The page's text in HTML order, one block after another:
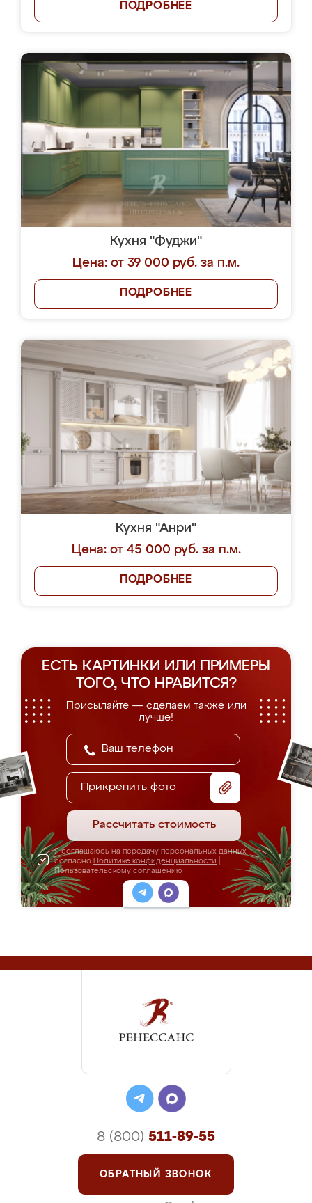
ПОДРОБНЕЕ
Кухня "Фуджи"
Цена: от 39 000 руб. за п.м.
ПОДРОБНЕЕ
Кухня "Анри"
Цена: от 45 000 руб. за п.м.
ПОДРОБНЕЕ
ЕСТЬ КАРТИНКИ ИЛИ ПРИМЕРЫ
ТОГО, ЧТО НРАВИТСЯ?
Присылайте — сделаем также или
лучше!
Прикрепить фото
Рассчитать стоимость
Я соглашаюсь на передачу персональных данных
согласно Политике конфиденциальности
Пользовательскому соглашению
8 (800) 511-89-55
ОБРАТНЫЙ ЗВОНОК